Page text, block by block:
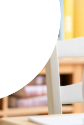
仕
組
み
の
仕
組
み
仕
組
み
仕
組
み
の
仕
組
み
の
学
校
選
び